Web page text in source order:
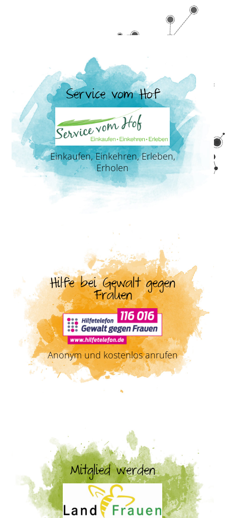
Service vom Hof
Einkaufen, Einkehren, Erleben,
Erholen
Hilfe bei Gewalt gegen
Frauen
Anonym und kostenlos anrufen
Mitglied werden